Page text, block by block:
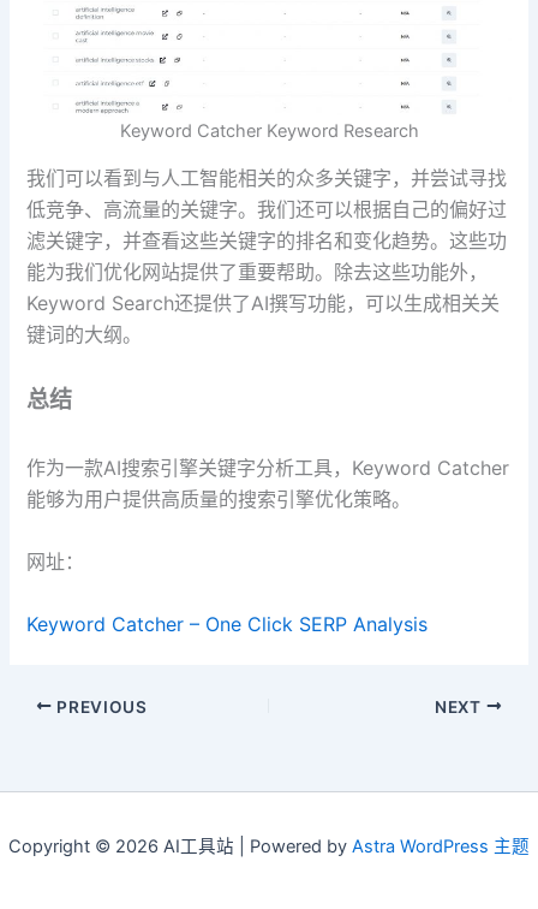
Keyword Catcher Keyword Research
我们可以看到与人工智能相关的众多关键字，并尝试寻找
低竞争、高流量的关键字。我们还可以根据自己的偏好过
滤关键字，并查看这些关键字的排名和变化趋势。这些功
能为我们优化网站提供了重要帮助。除去这些功能外，
Keyword Search还提供了AI撰写功能，可以生成相关关
键词的大纲。
总结
作为一款AI搜索引擎关键字分析工具，Keyword Catcher
能够为用户提供高质量的搜索引擎优化策略。
网址：
Keyword Catcher – One Click SERP Analysis
PREVIOUS NEXT
Copyright © 2026 AI工具站 | Powered by Astra WordPress 主题